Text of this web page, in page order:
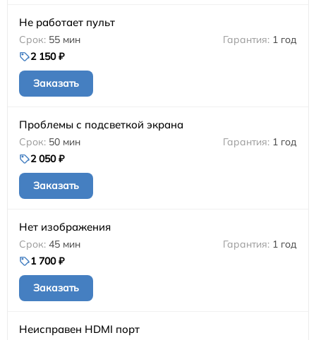
Не работает пульт
55 мин
1 год
2 150 ₽
Заказать
Проблемы с подсветкой экрана
50 мин
1 год
2 050 ₽
Заказать
Нет изображения
45 мин
1 год
1 700 ₽
Заказать
Неисправен HDMI порт